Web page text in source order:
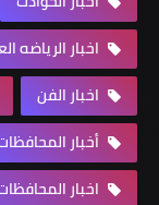
اخبار الرياضه
اخبار الفن
أخبار
اخبار